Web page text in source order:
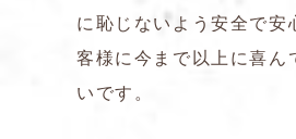
に恥じないよう安全で安
客様に今まで以上に喜ん
いです。